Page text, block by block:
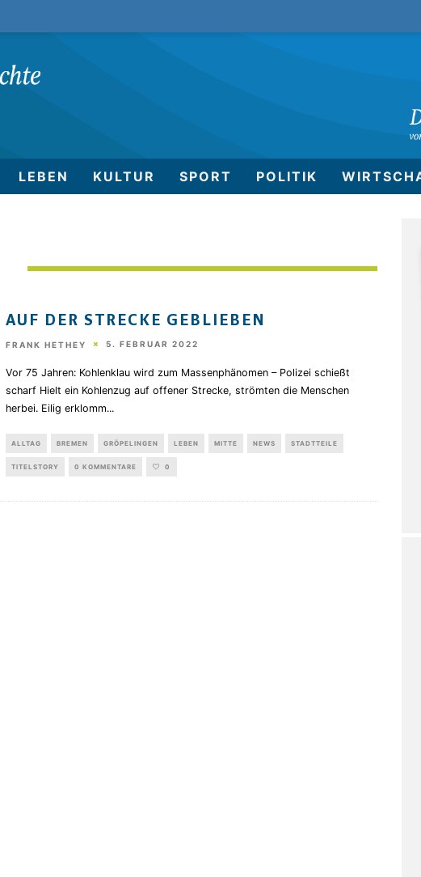
LEBEN KULTUR SPORT POLITIK
AUF DER STRECKE GEBLIEBEN
FRANK HETHEY 5. FEBRUAR 2022
Vor 75 Jahren: Kohlenklau wird zum Massenphänomen – Polizei schießt
scharf Hielt ein Kohlenzug auf offener Strecke, strömten die Menschen
herbei. Eilig erklomm...
ALLTAG BREMEN GRÖPELINGEN LEBEN MITTE NEWS STADTTEILE
TITELSTORY 0 KOMMENTARE 0